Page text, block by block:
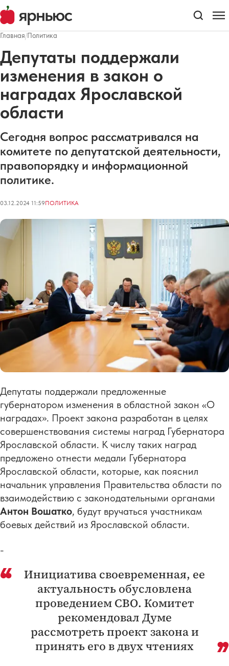
Главная/Политика
Депутаты поддержали
изменения в закон о
наградах Ярославской
области
Сегодня вопрос рассматривался на
комитете по депутатской деятельности,
правопорядку и информационной
политике.
03.12.2024 11:59ПОЛИТИКА
Депутаты поддержали предложенные
губернатором изменения в областной закон «О
наградах». Проект закона разработан в целях
совершенствования системы наград Губернатора
Ярославской области. К числу таких наград
предложено отнести медали Губернатора
Ярославской области, которые, как пояснил
начальник управления Правительства области по
взаимодействию с законодательными органами
Антон Вошатко, будут вручаться участникам
боевых действий из Ярославской области.
-
Инициатива своевременная, ее
актуальность обусловлена
проведением СВО. Комитет
рекомендовал Думе
рассмотреть проект закона и
принять его в двух чтениях